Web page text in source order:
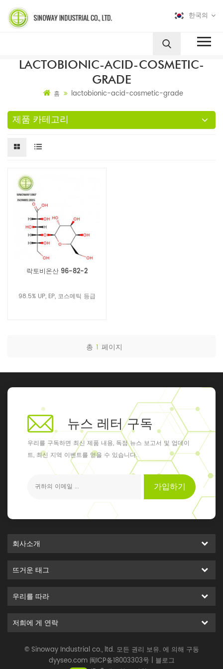
한국의
LACTOBIONIC-ACID-COSMETIC-
GRADE
홈 lactobionic-acid-cosmetic-grade
제품 카테고리
락토비온산 96-82-2
98.5% UP, EP, 코스메틱 등급
총 1 페이지
뉴스 레터 구독
우리를 구독하면 최신 제품 내용, 독점 뉴스 보고서 및 업데이
트, 최신 지역 이벤트를 얻을 수 있습니다.
가입하기
회사소개
뜨거운 태그
우리를 따라
저희에 게 연락
© Sinoway Industrial co., ltd. 모든 권리 보유. 에 의해 구동
dyyseo.com 闽ICP备18003303号| 블로그